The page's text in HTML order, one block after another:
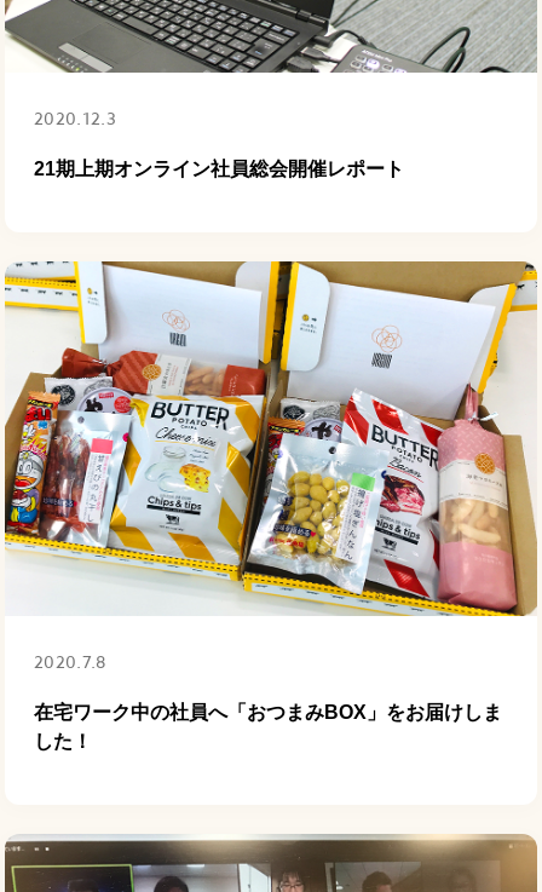
2020.12.3
21期上期オンライン社員総会開催レポート
2020.7.8
在宅ワーク中の社員へ「おつまみBOX」をお届けしま
した！